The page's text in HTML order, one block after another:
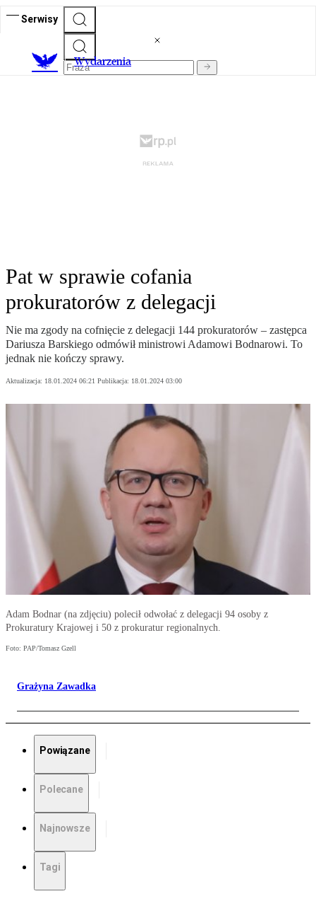
Serwisy
Wydarzenia
Pat w sprawie cofania
prokuratorów z delegacji
Nie ma zgody na cofnięcie z delegacji 144 prokuratorów – zastępca
Dariusza Barskiego odmówił ministrowi Adamowi Bodnarowi. To
jednak nie kończy sprawy.
Aktualizacja: 18.01.2024 06:21 Publikacja: 18.01.2024 03:00
Adam Bodnar (na zdjęciu) polecił odwołać z delegacji 94 osoby z
Prokuratury Krajowej i 50 z prokuratur regionalnych.
Foto: PAP/Tomasz Gzell
Grażyna Zawadka
Powiązane
Polecane
Najnowsze
Tagi